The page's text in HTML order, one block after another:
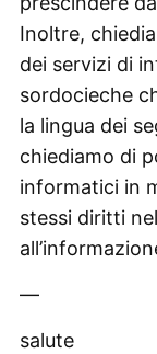
Inoltre,
dei servizi di
sordocieche
la lingua dei
chiediamo di
informatici in
stessi diritti
—
salute